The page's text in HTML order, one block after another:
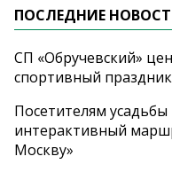
ПОСЛЕДНИЕ
СП «Обручевский»
спортивный
Посетителям
интерактивный
Москву»